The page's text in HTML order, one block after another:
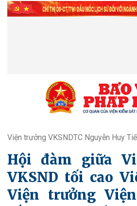
Viện trưởng VKSNDTC Nguyễn Huy
Hội đàm giữa
VKSND tối cao
Viện trưởng